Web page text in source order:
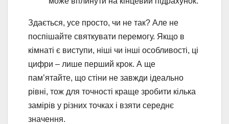
Здається, усе просто, чи не так? Але не
поспішайте святкувати перемогу. Якщо в
кімнаті є виступи, ніші чи інші особливості, ці
цифри – лише перший крок. А ще
пам’ятайте, що стіни не завжди ідеально
рівні, тож для точності краще зробити кілька
замірів у різних точках і взяти середнє
значення.